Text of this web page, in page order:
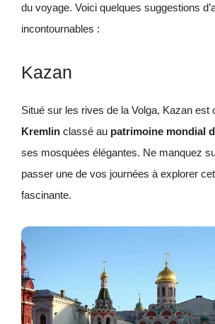
du voyage. Voici quelques suggestions
incontournables :
Kazan
Situé sur les rives de la Volga, Kazan est
Kremlin classé au patrimoine mondial
ses mosquées élégantes. Ne manquez
passer une de vos journées à explorer
fascinante.